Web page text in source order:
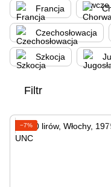
Francja
Czechosłowacja
Szkocja
Filtr
−7%